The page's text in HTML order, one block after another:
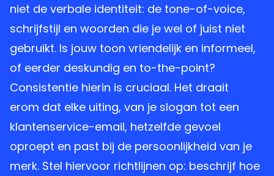
niet de verbale identiteit: de tone-of-voice,
schrijfstijl en woorden die je wel of juist niet
gebruikt. Is jouw toon vriendelijk en informeel,
of eerder deskundig en to-the-point?
Consistentie hierin is cruciaal. Het draait
erom dat elke uiting, van je slogan tot een
klantenservice-email, hetzelfde gevoel
oproept en past bij de persoonlijkheid van je
merk. Stel hiervoor richtlijnen op: beschrijf hoe